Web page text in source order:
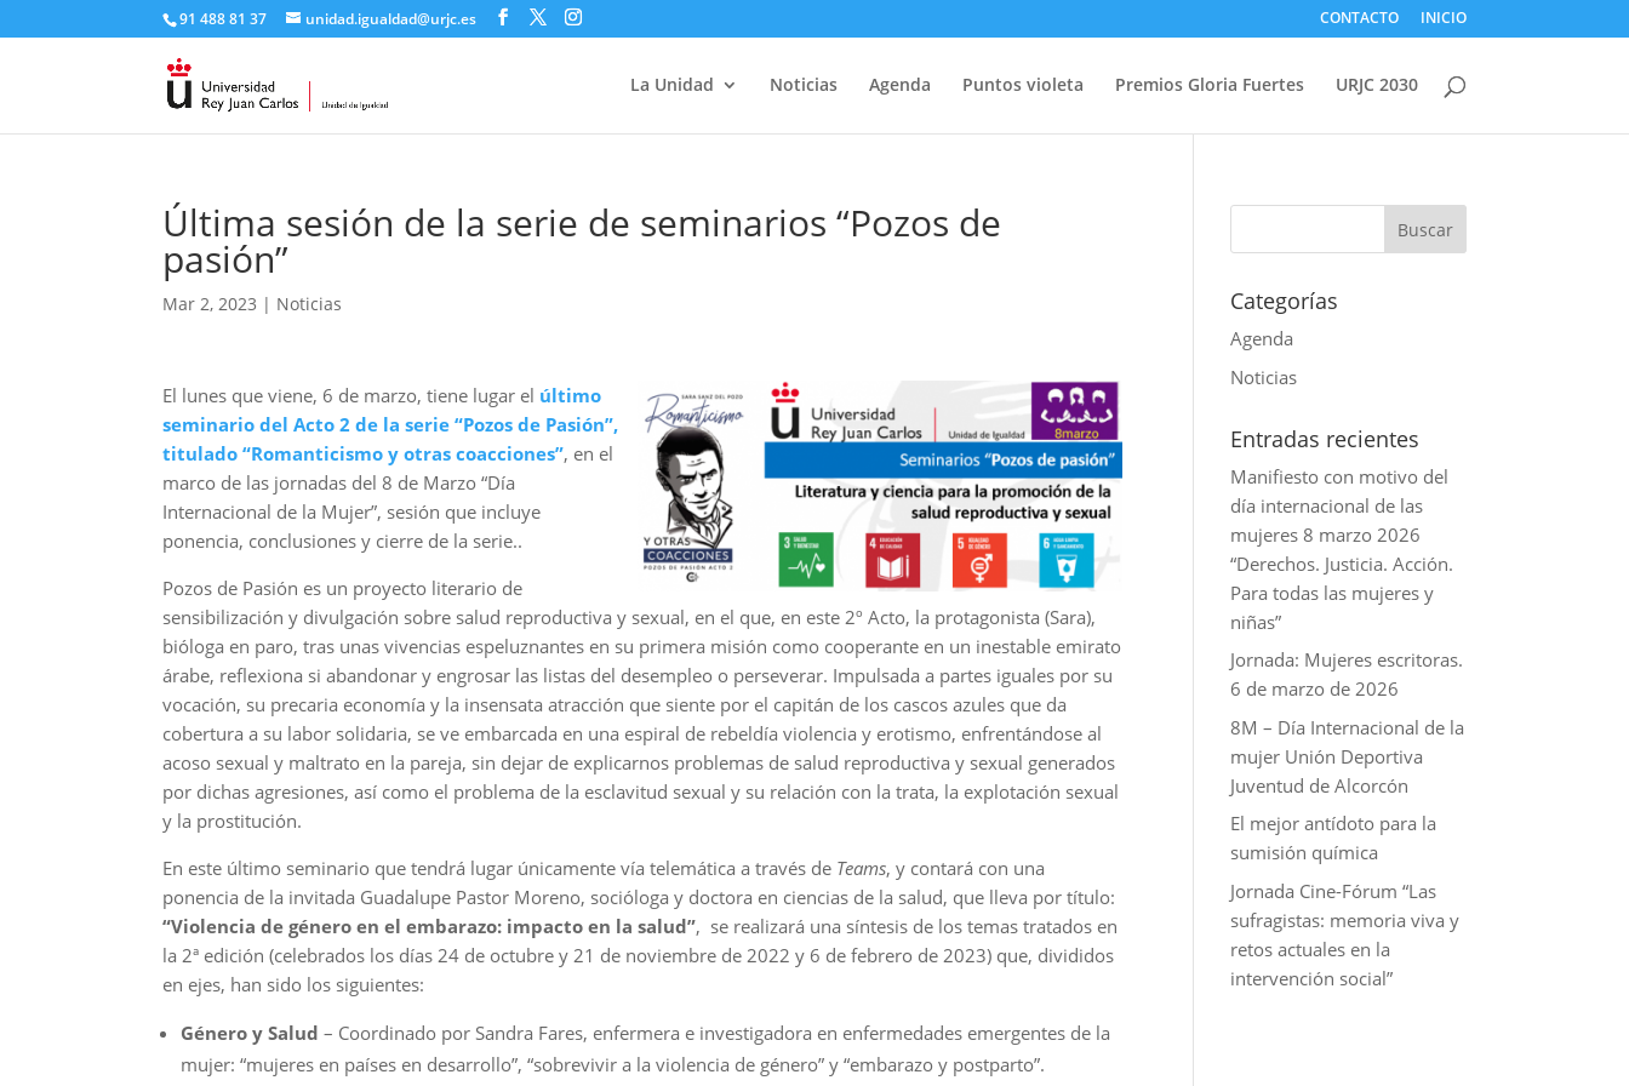
91 488 81 37 unidad.igualdad@urjc.es CONTACTO INICIO
La Unidad Noticias Agenda Puntos violeta Premios Gloria Fuertes URJC 2030
Última sesión de la serie de seminarios “Pozos de
pasión”
Mar 2, 2023 | Noticias
El lunes que viene, 6 de marzo, tiene lugar el último
seminario del Acto 2 de la serie “Pozos de Pasión”,
titulado “Romanticismo y otras coacciones”, en el
marco de las jornadas del 8 de Marzo “Día
Internacional de la Mujer”, sesión que incluye
ponencia, conclusiones y cierre de la serie..
Pozos de Pasión es un proyecto literario de
sensibilización y divulgación sobre salud reproductiva y sexual, en el que, en este 2º Acto, la protagonista (Sara),
bióloga en paro, tras unas vivencias espeluznantes en su primera misión como cooperante en un inestable emirato
árabe, reflexiona si abandonar y engrosar las listas del desempleo o perseverar. Impulsada a partes iguales por su
vocación, su precaria economía y la insensata atracción que siente por el capitán de los cascos azules que da
cobertura a su labor solidaria, se ve embarcada en una espiral de rebeldía violencia y erotismo, enfrentándose al
acoso sexual y maltrato en la pareja, sin dejar de explicarnos problemas de salud reproductiva y sexual generados
por dichas agresiones, así como el problema de la esclavitud sexual y su relación con la trata, la explotación sexual
y la prostitución.
En este último seminario que tendrá lugar únicamente vía telemática a través de Teams, y contará con una
ponencia de la invitada Guadalupe Pastor Moreno, socióloga y doctora en ciencias de la salud, que lleva por título:
“Violencia de género en el embarazo: impacto en la salud”, se realizará una síntesis de los temas tratados en
la 2ª edición (celebrados los días 24 de octubre y 21 de noviembre de 2022 y 6 de febrero de 2023) que, divididos
en ejes, han sido los siguientes:
Género y Salud – Coordinado por Sandra Fares, enfermera e investigadora en enfermedades emergentes de la
mujer: “mujeres en países en desarrollo”, “sobrevivir a la violencia de género” y “embarazo y postparto”.
Categorías
Agenda
Noticias
Entradas recientes
Manifiesto con motivo del
día internacional de las
mujeres 8 marzo 2026
“Derechos. Justicia. Acción.
Para todas las mujeres y
niñas”
Jornada: Mujeres escritoras.
6 de marzo de 2026
8M – Día Internacional de la
mujer Unión Deportiva
Juventud de Alcorcón
El mejor antídoto para la
sumisión química
Jornada Cine-Fórum “Las
sufragistas: memoria viva y
retos actuales en la
intervención social”